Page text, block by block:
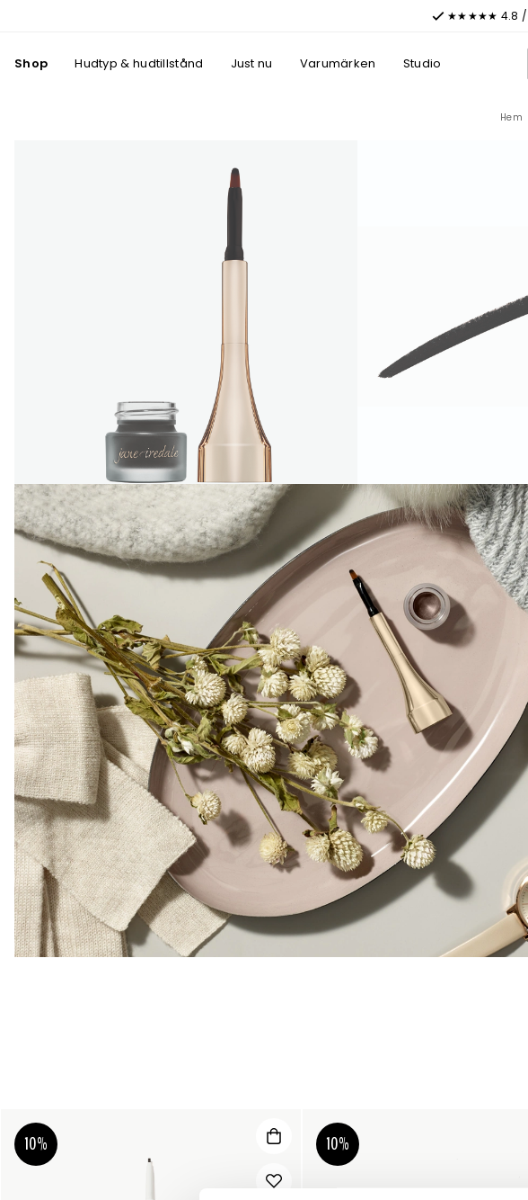
★★★★★ 4.8 /
Shop Hudtyp & hudtillstånd Just nu Varumärken Studio
Hem
10% 10%